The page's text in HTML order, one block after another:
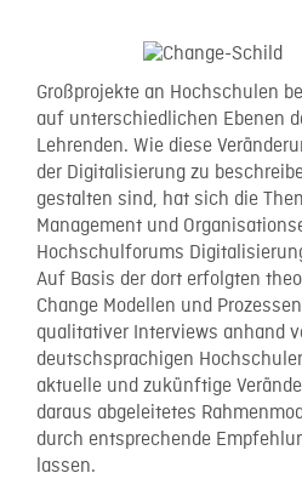
Großprojekte an Hochschulen
auf unterschiedlichen Ebenen
Lehrenden. Wie diese
der Digitalisierung zu
gestalten sind, hat sich die
Management und
Hochschulforums
Auf Basis der dort erfolgten
Change Modellen und
qualitativer Interviews anhand
deutschsprachigen
aktuelle und zukünftige
daraus abgeleitetes
durch entsprechende
lassen.